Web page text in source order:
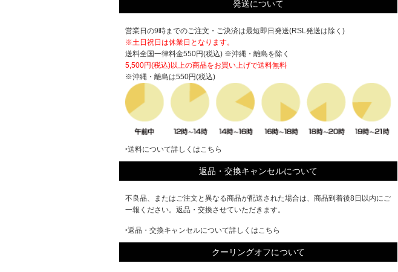
発送について
営業日の9時までのご注文・ご決済は最短即日発送(RSL発送は除く)
※土日祝日は休業日となります。
送料全国一律料金550円(税込) ※沖縄・離島を除く
5,500円(税込)以上の商品をお買い上げで送料無料
※沖縄・離島は550円(税込)
‣送料について詳しくはこちら
返品・交換キャンセルについて
不良品、またはご注文と異なる商品が配送された場合は、商品到着後8日以内にご
一報ください。返品・交換させていただきます。
‣返品・交換キャンセルについて詳しくはこちら
クーリングオフについて